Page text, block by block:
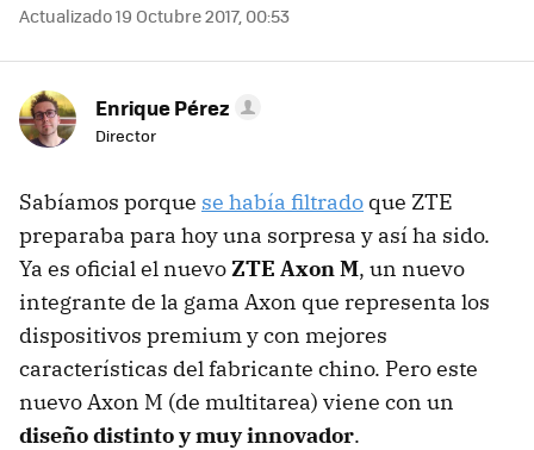
Actualizado 19 Octubre 2017, 00:53
Enrique Pérez
Director
Sabíamos porque se había filtrado que ZTE
preparaba para hoy una sorpresa y así ha sido.
Ya es oficial el nuevoZTE Axon M, un nuevo
integrante de la gama Axon que representa los
dispositivos premium y con mejores
características del fabricante chino. Pero este
nuevo Axon M (de multitarea) viene con un
diseño distinto y muy innovador.